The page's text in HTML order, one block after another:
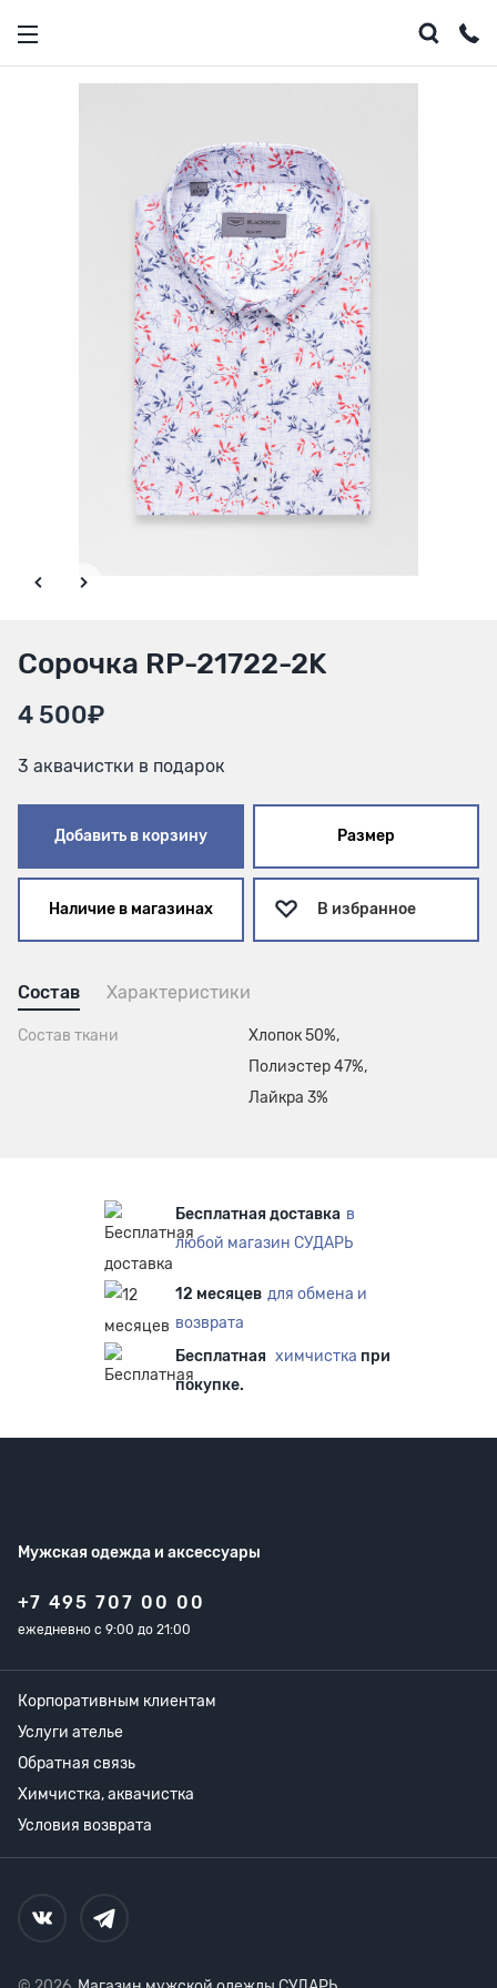
Сорочка RP-21722-2K
4 500₽
3 аквачистки в подарок
Добавить в корзину Размер
Наличие в магазинах В избранное
Состав Характеристики
Состав ткани
Хлопок 50%,
Полиэстер 47%,
Лайкра 3%
Бесплатная доставка в
любой магазин СУДАРЬ
12 месяцев для обмена и
возврата
Бесплатная химчистка при
покупке.
Мужская одежда и аксессуары
+7 495 707 00 00
ежедневно с 9:00 до 21:00
Корпоративным клиентам
Услуги ателье
Обратная связь
Химчистка, аквачистка
Условия возврата